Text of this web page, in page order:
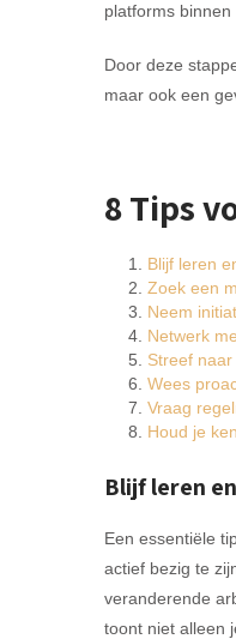
platforms
Door deze
maar ook een
8 Tips
Blijf leren
Zoek een
Neem
Netwerk
Streef
Wees
Vraag
Houd je
Blijf leren
Een essentiële
actief bezig te
veranderende
toont niet alleen